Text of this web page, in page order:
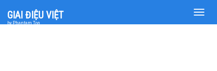
Toggle
GIAI ĐIỆU VIỆT
by Phantam Top